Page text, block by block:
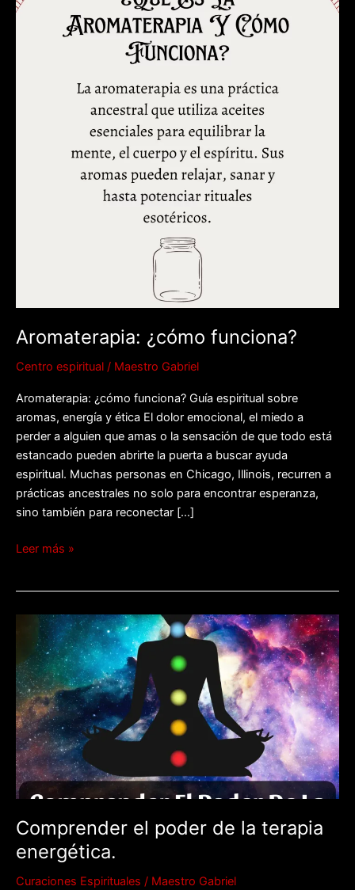
Aromaterapia: ¿cómo funciona?
Centro espiritual / Maestro Gabriel
Aromaterapia: ¿cómo funciona? Guía espiritual sobre
aromas, energía y ética El dolor emocional, el miedo a
perder a alguien que amas o la sensación de que todo está
estancado pueden abrirte la puerta a buscar ayuda
espiritual. Muchas personas en Chicago, Illinois, recurren a
prácticas ancestrales no solo para encontrar esperanza,
sino también para reconectar […]
Leer más »
Comprender el poder de la terapia
energética.
Curaciones Espirituales / Maestro Gabriel
Comprender
poder
de
la
terapia
energética.